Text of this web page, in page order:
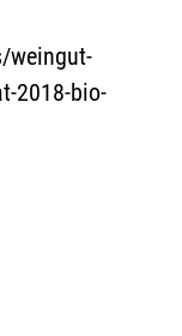
weingut-
2018-bio-